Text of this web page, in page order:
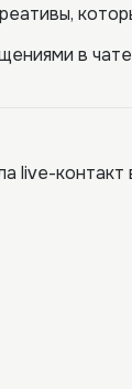
в
live-контакт